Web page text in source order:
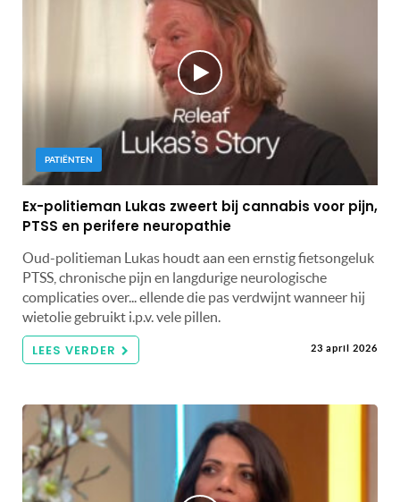
PATIËNTEN
Ex-politieman Lukas zweert bij cannabis voor pijn,
PTSS en perifere neuropathie
Oud-politieman Lukas houdt aan een ernstig fietsongeluk
PTSS, chronische pijn en langdurige neurologische
complicaties over... ellende die pas verdwijnt wanneer hij
wietolie gebruikt i.p.v. vele pillen.
LEES VERDER 23 april 2026